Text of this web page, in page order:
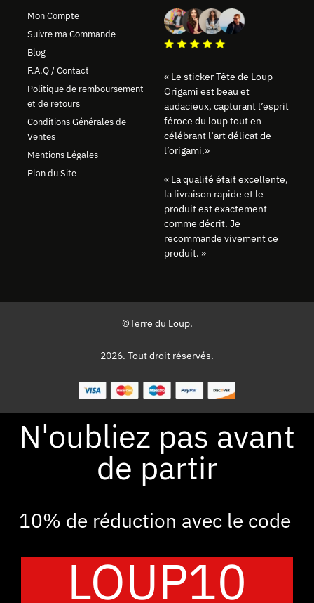
Mon Compte
Suivre ma Commande
Blog
F.A.Q / Contact
Politique de remboursement
et de retours
Conditions Générales de
Ventes
Mentions Légales
Plan du Site
« Le sticker Tête de Loup
Origami est beau et
audacieux, capturant l’esprit
féroce du loup tout en
célébrant l’art délicat de
l’origami.»
« La qualité était excellente,
la livraison rapide et le
produit est exactement
comme décrit. Je
recommande vivement ce
produit. »
©Terre du Loup.
2026. Tout droit réservés.
N'oubliez pas avant
de partir
10% de réduction avec le code
LOUP10